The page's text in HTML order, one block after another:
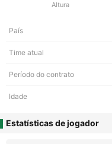
Altura
País
Time atual
Período do contrato
Idade
Estatísticas de jogador